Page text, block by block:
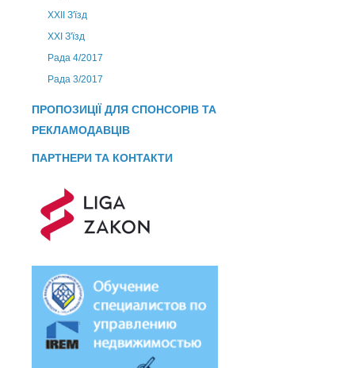
ХХІІ З'їзд
XXI З'їзд
Рада 4/2017
Рада 3/2017
ПРОПОЗИЦІЇ ДЛЯ СПОНСОРІВ ТА
РЕКЛАМОДАВЦІВ
ПАРТНЕРИ ТА КОНТАКТИ